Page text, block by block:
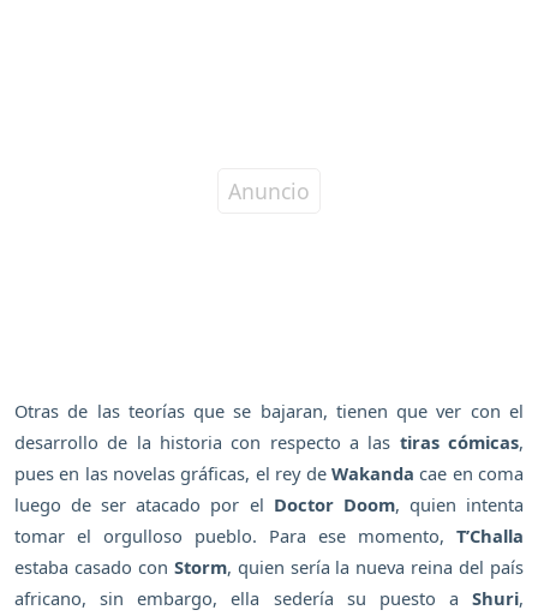
Otras de las teorías que se bajaran, tienen que ver con el
desarrollo de la historia con respecto a las tiras cómicas,
pues en las novelas gráficas, el rey de Wakanda cae en coma
luego de ser atacado por el Doctor Doom, quien intenta
tomar el orgulloso pueblo. Para ese momento, T’Challa
estaba casado con Storm, quien sería la nueva reina del país
africano, sin embargo, ella sedería su puesto a Shuri,